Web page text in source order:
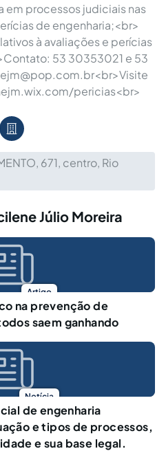
em processos judiciais nas
de engenharia;<br>
à avaliações e perícias
53 30353021 e 53
<br>Visite
pericias<br>
671, centro, Rio
Júlio Moreira
Artigo
na prevenção de
saem ganhando
Notícia
de engenharia
e tipos de processos,
e sua base legal.